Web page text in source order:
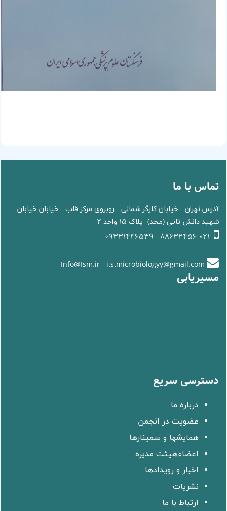
تماس با ما
آدرس تهران - خیابان کارگر شمالی - روبروی مرکز قلب - خیابان خیابان
شهید دانش ثانی (مجد)- پلاک 15 واحد 2
مسیریابی
دسترسی سریع
درباره ما
عضویت در انجمن
همایشها و سمینارها
اعضاءهیئت مدیره
اخبار و رویدادها
نشریات
ارتباط با ما